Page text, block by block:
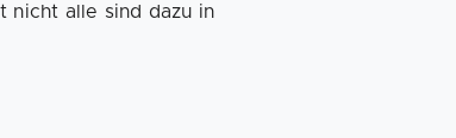
nicht alle sind dazu in